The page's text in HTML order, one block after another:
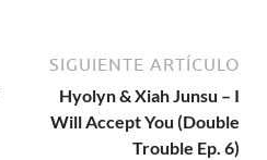
SIGUIENTE ARTÍCULO
Hyolyn & Xiah Junsu – I
Will Accept You (Double
Trouble Ep. 6)